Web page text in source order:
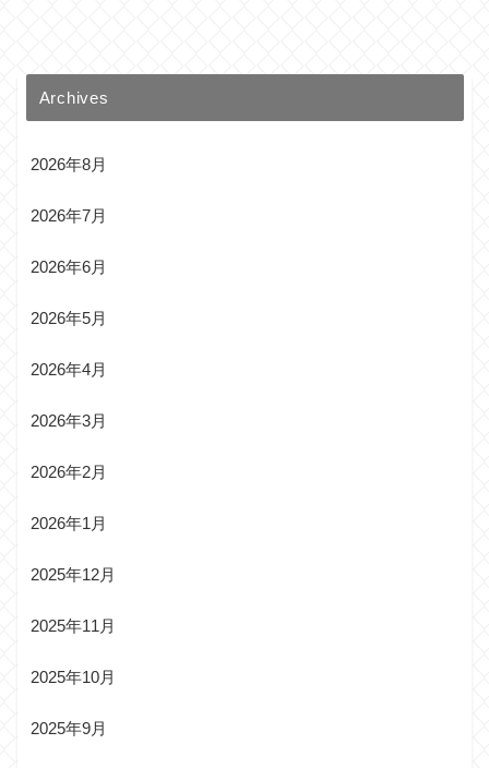
Archives
2026年8月
2026年7月
2026年6月
2026年5月
2026年4月
2026年3月
2026年2月
2026年1月
2025年12月
2025年11月
2025年10月
2025年9月